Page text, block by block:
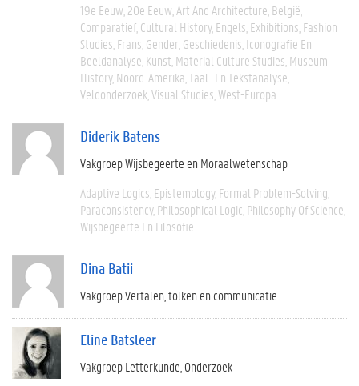
19e Eeuw 20e Eeuw Art And Architecture België
Comparatief Cultural History Engels Exhibitions Fashion
Studies Frans Gender Geschiedenis Iconografie En
Beeldanalyse Kunst Material Culture Studies Museum
History Noord-Amerika Taal- En Tekstanalyse
Veldonderzoek Visual Studies West-Europa
Diderik Batens
Vakgroep Wijsbegeerte en Moraalwetenschap
Adaptive Logics Epistemology Formal Problem-Solving
Paraconsistency Philosophical Logic Philosophy Of Science
Wijsbegeerte En Filosofie
Dina Batii
Vakgroep Vertalen, tolken en communicatie
Eline Batsleer
Vakgroep Letterkunde Onderzoek